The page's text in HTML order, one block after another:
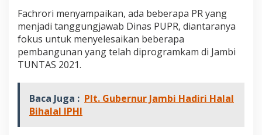
r
m
a
n
f
B
Fachrori menyampaikan, ada beberapa PR yang
menjadi tanggungjawab Dinas PUPR, diantaranya
fokus untuk menyelesaikan beberapa
pembangunan yang telah diprogramkam di Jambi
TUNTAS 2021.
Baca Juga : Plt. Gubernur Jambi Hadiri Halal
Bihalal IPHI